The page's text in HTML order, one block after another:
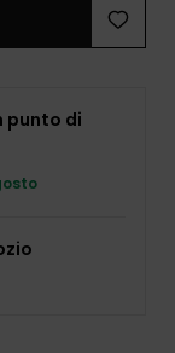
punto di